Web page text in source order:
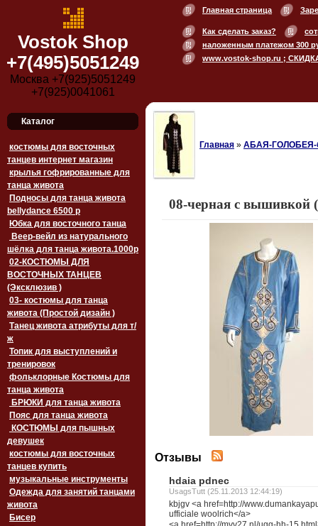
Vostok Shop
+7(495)5051249
Москва +7(925)5051249
+7(925)0041061
Главная страница
Как сделать заказ?
наложенным платежом 300
www.vostok-shop.ru ;
Каталог
костюмы для восточных
танцев интернет магазин
крылья гофрированные для
танца живота
Подносы для танца живота
bellydance 6500 p
Юбка для восточного танца
Веер-вейл из натурального
шёлка для танца живота.1000p
02-КОСТЮМЫ ДЛЯ
ВОСТОЧНЫХ ТАНЦЕВ
(Эксклюзив )
03- костюмы для танца
живота (Простой дизайн )
Танец живота атрибуты для т/
ж
Топик для выступлений и
тренировок
фольклорные Костюмы для
танца живота
БРЮКИ для танца живота
Пояс для танца живота
девушек
костюмы для восточных
танцев купить
музыкальные инструменты
Одежда для занятий танцами
живота
Бисер
Главная » АБАЯ-ГОЛОБЕЯ-
08-черная с вышивкой
Отзывы
hdaia pdnec
UsagsTutt (25.11.2013 12:44:19)
kbjgv <a href=http://
ufficiale woolrich</a>